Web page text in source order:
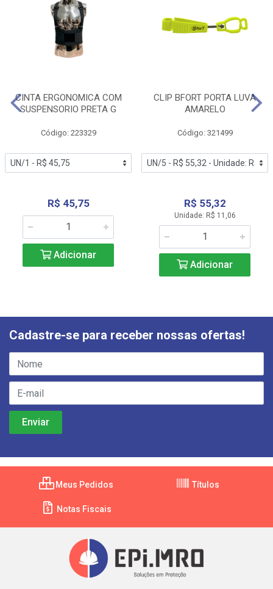
CINTA ERGONOMICA COM
SUSPENSORIO PRETA G
Código: 223329
R$ 45,75
Adicionar
CLIP BFORT PORTA LUVA
AMARELO
Código: 321499
R$ 55,32
Unidade: R$ 11,06
Adicionar
Cadastre-se para receber nossas ofertas!
Meus Pedidos Títulos
Notas Fiscais